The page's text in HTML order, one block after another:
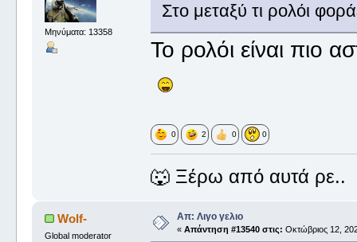
Μηνύματα: 13358
Στο μεταξύ τι ρολόι
Το ρολόι είναι πιο
0 2 0 0
🐺 Ξέρω από αυτά ρε..
Wolf-
Global moderator
Απ: Λιγο γελιο
« Απάντηση #13540 στις: Οκτώβριος 12,